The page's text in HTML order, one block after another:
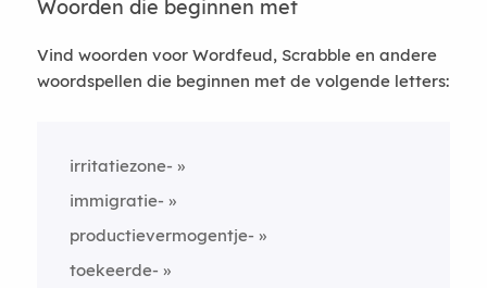
Woorden die beginnen met
Vind woorden voor Wordfeud, Scrabble en andere
woordspellen die beginnen met de volgende letters:
irritatiezone-
immigratie-
productievermogentje-
toekeerde-